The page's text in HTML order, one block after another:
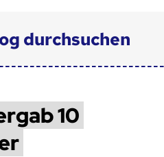
durchsuchen
10